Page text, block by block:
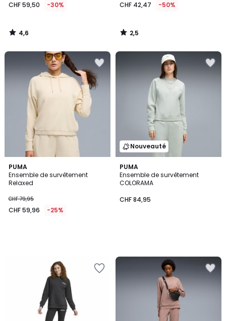
CHF 59,50 -30%
4,6
/
CHF 42,47 -50%
2,5
/
PUMA
Ensemble de survêtement
Relaxed
CHF 79,95
CHF 59,96 -25%
Nouveauté
PUMA
Ensemble de survêtement
COLORAMA
CHF 84,95